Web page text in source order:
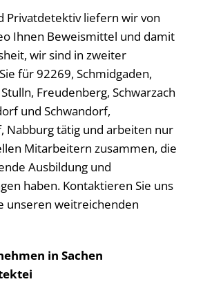
Privatdetektiv liefern wir von
Ihnen Beweismittel und damit
wir sind in zweiter
für 92269, Schmidgaden,
Freudenberg, Schwarzach
und Schwandorf,
Nabburg tätig und arbeiten nur
Mitarbeitern zusammen, die
Ausbildung und
haben. Kontaktieren Sie uns
unseren weitreichenden
in Sachen